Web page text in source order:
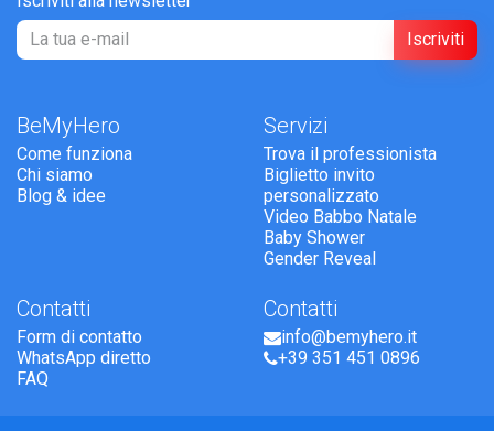
Iscriviti
BeMyHero
Come funziona
Chi siamo
Blog & idee
Servizi
Trova il professionista
Biglietto invito
personalizzato
Video Babbo Natale
Baby Shower
Gender Reveal
Contatti
Form di contatto
WhatsApp diretto
FAQ
Contatti
info@bemyhero.it
+39 351 451 0896